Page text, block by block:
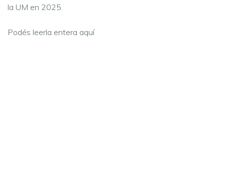
la UM en 2025.
Podés leerla entera aquí